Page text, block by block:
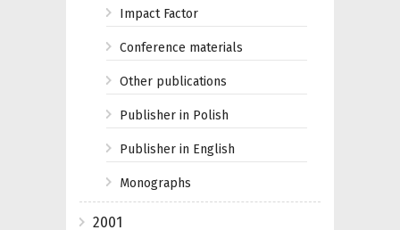
Impact Factor
Conference materials
Other publications
Publisher in Polish
Publisher in English
Monographs
2001